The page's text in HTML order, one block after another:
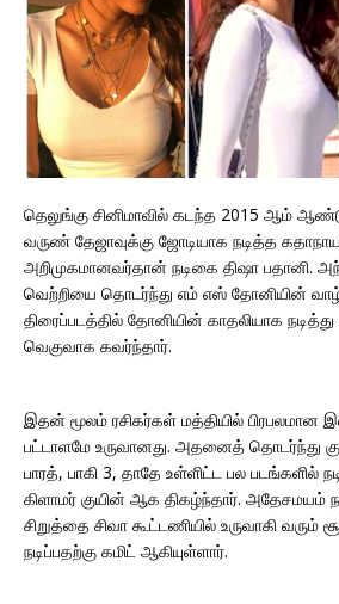
தெலுங்கு சினிமாவில் கடந்த 2015 ஆம்
வருண் தேஜாவுக்கு ஜோடியாக நடித்த
அறிமுகமானவர்தான் நடிகை திஷா பதானி.
வெற்றியை தொடர்ந்து எம் எஸ் தோனியின்
திரைப்படத்தில் தோனியின் காதலியாக
வெகுவாக கவர்ந்தார்.
இதன் மூலம் ரசிகர்கள் மத்தியில் பிரபலமான
பட்டாளமே உருவானது. அதனைத் தொடர்ந்து
பாரத், பாகி 3, தாதே உள்ளிட்ட பல படங்களில்
கிளாமர் குயின் ஆக திகழ்ந்தார். அதேசமயம்
சிறுத்தை சிவா கூட்டணியில் உருவாகி வரும்
நடிப்பதற்கு கமிட் ஆகியுள்ளார்.